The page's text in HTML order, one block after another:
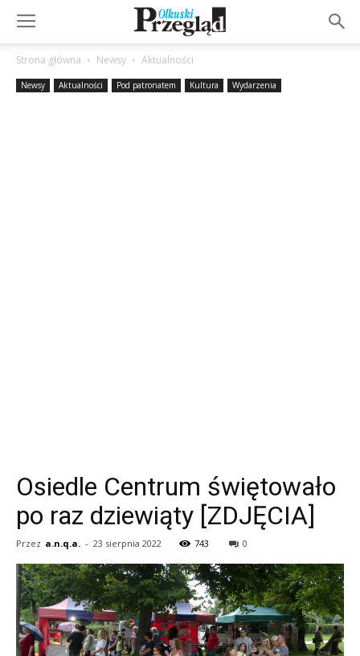
Strona główna Newsy Aktualności
Newsy Aktualności Pod patronatem Kultura Wydarzenia
Osiedle Centrum świętowało
po raz dziewiąty [ZDJĘCIA]
Przez a.n.q.a. - 23 sierpnia 2022 743 0